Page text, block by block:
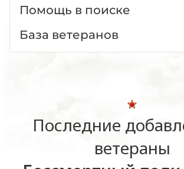
Помощь в поиске
База ветеранов
Последние
ветераны